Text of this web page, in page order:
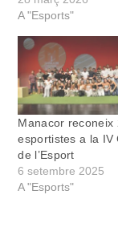
A "Esports"
Manacor reconeix
esportistes a la IV
de l’Esport
6 setembre 2025
A "Esports"